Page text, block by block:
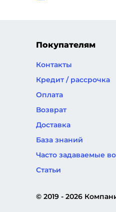
Покупателям
Контакты
Кредит / рассрочка
Оплата
Возврат
Доставка
База знаний
Часто задаваемые
Статьи
© 2019 - 2026